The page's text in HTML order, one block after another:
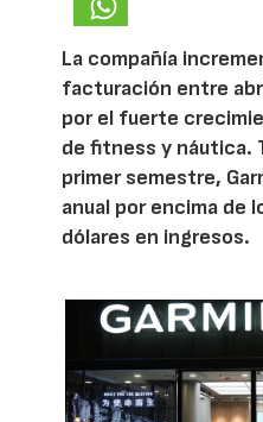
La compañía
facturación entre
por el fuerte
de fitness y náutica.
primer semestre,
anual por encima de
dólares en ingresos.